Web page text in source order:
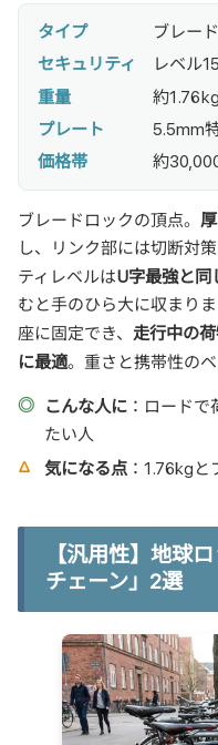
タイプ
ブレー
セキュリティ
レベル
重量
約1.76kg
プレート
5.5mm
価格帯
約
ブレードロックの頂点。
し、リンク部には切断対
ティレベルはU字最強と同
むと手のひら大に収まり
座に固定でき、 走行中の
に最適。重さと携帯性のベ
こんな人に ：ロード
たい人
気になる点 ：1.76kg
【汎用性】地球
チェーン」2選